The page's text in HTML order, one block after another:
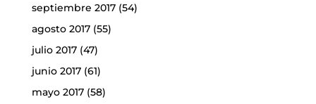
septiembre 2017(54)
agosto 2017(55)
julio 2017(47)
junio 2017(61)
mayo 2017(58)